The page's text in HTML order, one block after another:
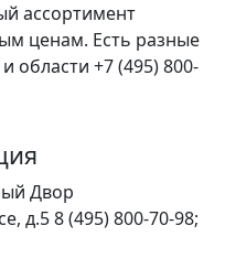
ассортимент
ценам. Есть разные
области +7 (495) 800-
Двор
д.58 (495) 800-70-98;